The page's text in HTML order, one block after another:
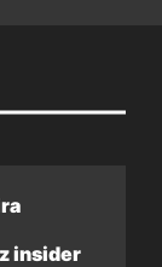
insider